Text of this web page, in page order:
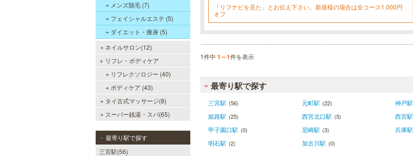
メンズ脱毛 (7)
フェイシャルエステ (5)
ダイエット・痩身 (5)
ネイルサロン(12)
リフレ・ボディケア
リフレクソロジー (40)
ボディケア (43)
タイ古式マッサージ(8)
スーパー銭湯・スパ(65)
最寄り駅で探す
三宮駅(56)
「リフナビを見た」とお伝え下さい。新規様の場合は全コース1,000円
オフ
1件中 1～1件を表示
最寄り駅で探す
三宮駅 (56) 元町駅 (22) 神戸駅
姫路駅 (25) 西宮北口駅 (5) 西宮駅
甲子園口駅 (0) 尼崎駅 (3) 兵庫駅
明石駅 (2) 加古川駅 (0)